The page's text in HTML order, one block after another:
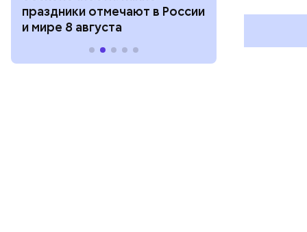
праздники отмечают в России
и мире 8 августа
отмечают в